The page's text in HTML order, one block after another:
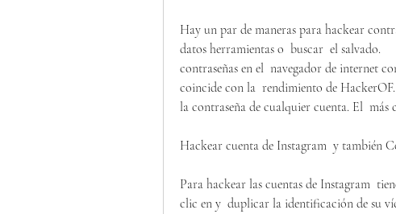
Hay un par de maneras para hackear
datos herramientas o  buscar  el salvado.
contraseñas en el  navegador de internet
coincide con la  rendimiento de
la contraseña de cualquier cuenta. El
Hackear cuenta de Instagram  y también
Para hackear las cuentas de Instagram
clic en y  duplicar la identificación de su